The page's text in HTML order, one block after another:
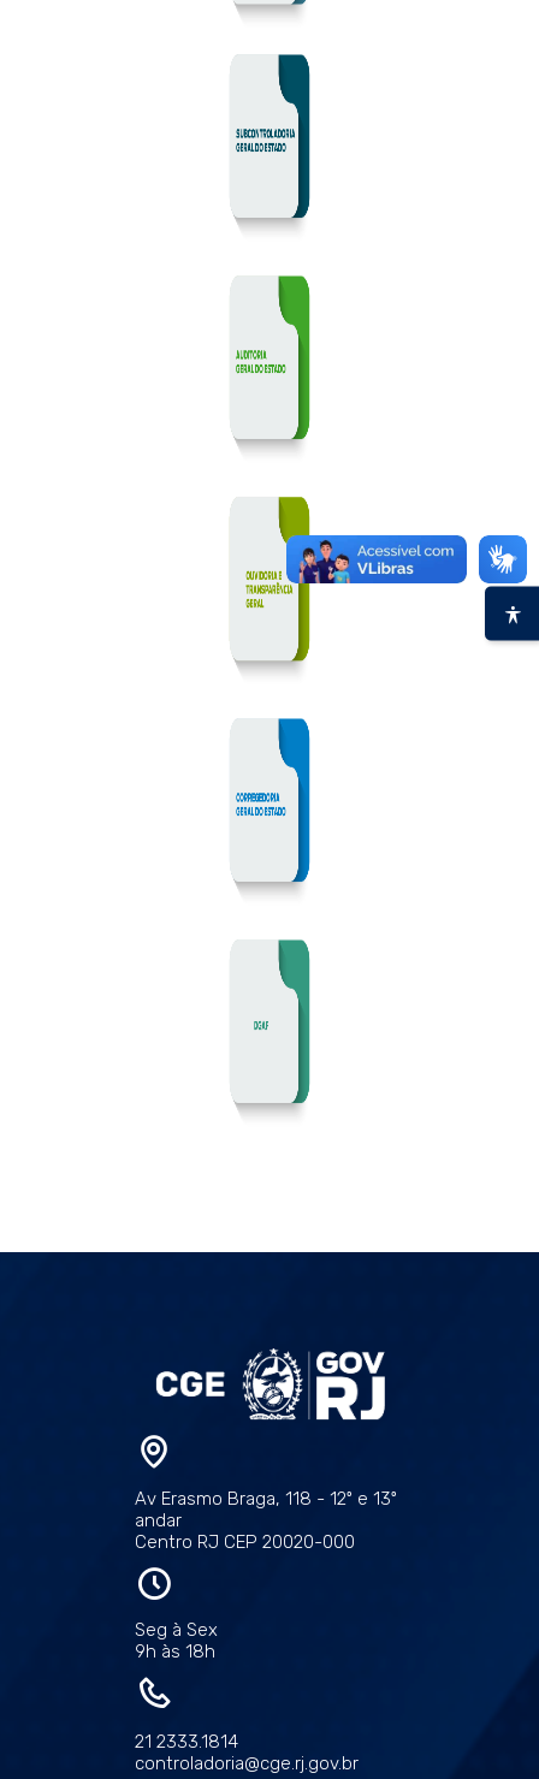
Av Erasmo Braga, 118 - 12º e 13º
andar
Centro RJ CEP 20020-000
Seg à Sex
9h às 18h
21 2333.1814
controladoria@cge.rj.gov.br